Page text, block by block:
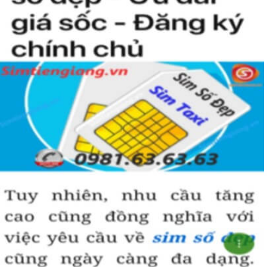
Simtiengiang.vn.
Sim Tiền Giang là đơn vị cung cấp sim số đẹp lục quý 9, sim giá rẻ
uy tín chất lượng.
Chọn mua sim số đẹp thường mất nhiều thời gian ở khoản lựa số,
một số phải vừa đẹp, vừa tốt về phong thủy thì mới là sim hoàn
hảo. Vậy phải làm sao?
- Cách nhanh nhất để chọn mua được sim lục quý 9 là bạn vào
trang chủ của Sim Tiền Giang, chọn mục “Sim giảm giá “ ở ngay
đầu trang chủ. Đây là danh sách sim được đại lý giảm giá vì một số
lý do nên bạn có thể chọn mua được số đẹp lại có giá cực rẻ nữa.
Ngoài ra quý khách chưa ưng ý về sim luc quy 9 có cũng thể tham
khảo thêm Sim Vinaphone,Sim Gmobile, Sim Lục Quý,Sim Năm
Sinh..